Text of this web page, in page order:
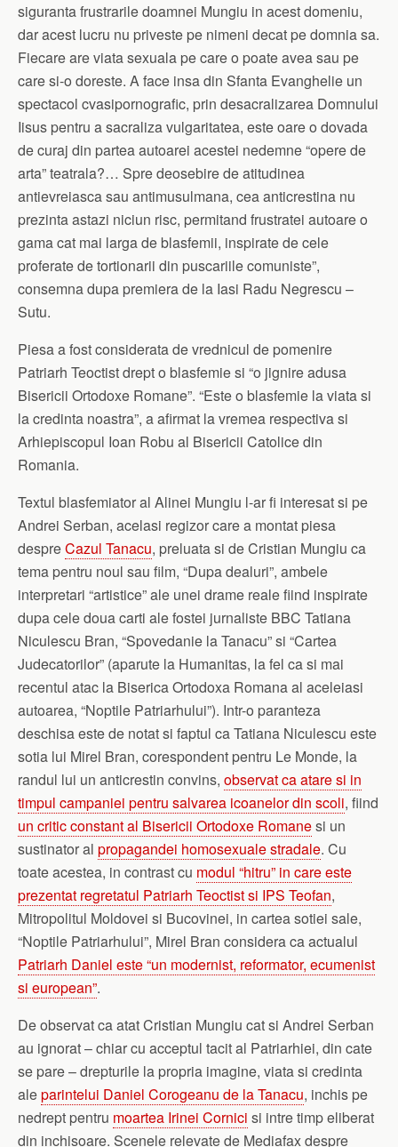
siguranta frustrarile doamnei Mungiu in acest domeniu,
dar acest lucru nu priveste pe nimeni decat pe domnia sa.
Fiecare are viata sexuala pe care o poate avea sau pe
care si-o doreste. A face insa din Sfanta Evanghelie un
spectacol cvasipornografic, prin desacralizarea Domnului
Iisus pentru a sacraliza vulgaritatea, este oare o dovada
de curaj din partea autoarei acestei nedemne “opere de
arta” teatrala?… Spre deosebire de atitudinea
antievreiasca sau antimusulmana, cea anticrestina nu
prezinta astazi niciun risc, permitand frustratei autoare o
gama cat mai larga de blasfemii, inspirate de cele
proferate de tortionarii din puscariile comuniste”,
consemna dupa premiera de la Iasi Radu Negrescu –
Sutu.
Piesa a fost considerata de vrednicul de pomenire
Patriarh Teoctist drept o blasfemie si “o jignire adusa
Bisericii Ortodoxe Romane”. “Este o blasfemie la viata si
la credinta noastra”, a afirmat la vremea respectiva si
Arhiepiscopul Ioan Robu al Bisericii Catolice din
Romania.
Textul blasfemiator al Alinei Mungiu l-ar fi interesat si pe
Andrei Serban, acelasi regizor care a montat piesa
despreCazul Tanacu, preluata si de Cristian Mungiu ca
tema pentru noul sau film, “Dupa dealuri”, ambele
interpretari “artistice” ale unei drame reale fiind inspirate
dupa cele doua carti ale fostei jurnaliste BBC Tatiana
Niculescu Bran, “Spovedanie la Tanacu” si “Cartea
Judecatorilor” (aparute la Humanitas, la fel ca si mai
recentul atac la Biserica Ortodoxa Romana al aceleiasi
autoarea, “Noptile Patriarhului”). Intr-o paranteza
deschisa este de notat si faptul ca Tatiana Niculescu este
sotia lui Mirel Bran, corespondent pentru Le Monde, la
randul lui un anticrestin convins, observat ca atare si in
timpul campaniei pentru salvarea icoanelor din scoli, fiind
un critic constant al Bisericii Ortodoxe Romanesi un
sustinator al propagandei homosexuale stradale. Cu
toate acestea, in contrast cu modul “hitru” in care este
prezentat regretatul Patriarh Teoctist si IPS Teofan,
Mitropolitul Moldovei si Bucovinei, in cartea sotiei sale,
“Noptile Patriarhului”, Mirel Bran considera ca actualul
Patriarh Daniel este “un modernist, reformator, ecumenist
si european”.
De observat ca atat Cristian Mungiu cat si Andrei Serban
au ignorat – chiar cu acceptul tacit al Patriarhiei, din cate
se pare – drepturile la propria imagine, viata si credinta
aleparintelui Daniel Corogeanu de la Tanacu, inchis pe
nedrept pentru moartea Irinei Cornici si intre timp eliberat
din inchisoare. Scenele relevate de Mediafax despre